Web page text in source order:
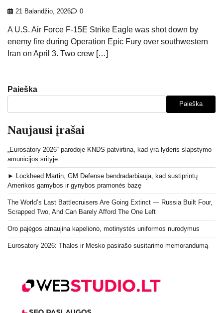
21 Balandžio, 2026 0
A U.S. Air Force F-15E Strike Eagle was shot down by
enemy fire during Operation Epic Fury over southwestern
Iran on April 3. Two crew […]
Paieška
Paieška
Naujausi įrašai
„Eurosatory 2026“ parodoje KNDS patvirtina, kad yra lyderis slapstymo
amunicijos srityje
► Lockheed Martin, GM Defense bendradarbiauja, kad sustiprintų
Amerikos gamybos ir gynybos pramonės bazę
The World’s Last Battlecruisers Are Going Extinct — Russia Built Four,
Scrapped Two, And Can Barely Afford The One Left
Oro pajėgos atnaujina kapeliono, motinystės uniformos nurodymus
Eurosatory 2026: Thales ir Mesko pasirašo susitarimo memorandumą